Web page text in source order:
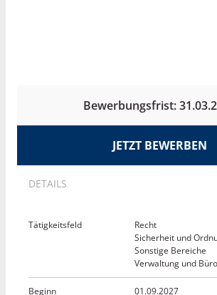
Bewerbungsfrist:
JETZT BEWERBEN
DETAILS
Tätigkeitsfeld
Recht
Sicherheit und
Sonstige Bereiche
Verwaltung und Büro
Beginn 01.09.2027